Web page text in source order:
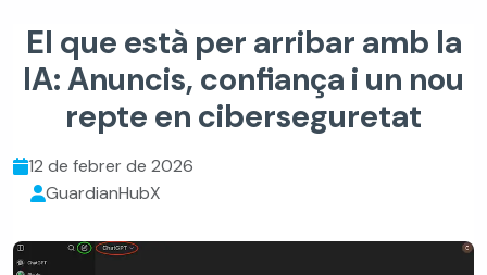
El que està per arribar amb la
IA: Anuncis, confiança i un nou
repte en ciberseguretat
12 de febrer de 2026
GuardianHubX